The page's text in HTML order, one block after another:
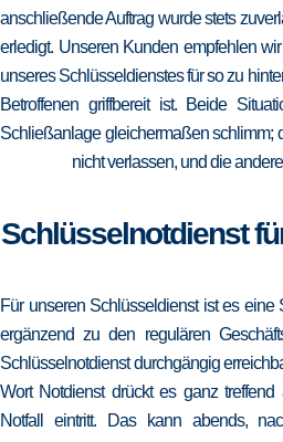
anschließende Auftrag wurde stets
erledigt. Unseren Kunden empfehlen
unseres Schlüsseldienstes für so zu
Betroffenen griffbereit ist. Beide
Schließanlage gleichermaßen schlimm;
nicht verlassen, und die
Schlüsselnotdienst
Für unseren Schlüsseldienst ist es eine
ergänzend zu den regulären
Schlüsselnotdienst durchgängig
Wort Notdienst drückt es ganz
Notfall eintritt. Das kann abends,